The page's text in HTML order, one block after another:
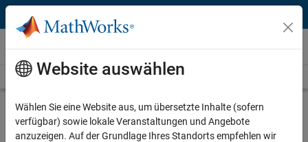
Weiter zum Inhalt
Berichte von Anwendern
Alle Berichte anzeigen
Diese Seite wurde maschinell übersetzt.
Website auswählen
Wählen Sie eine Website aus, um übersetzte Inhalte (sofern
verfügbar) sowie lokale Veranstaltungen und Angebote
anzuzeigen. Auf der Grundlage Ihres Standorts empfehlen wir